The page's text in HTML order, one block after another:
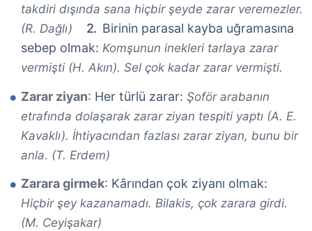
takdiri dışında sana hiçbir şeyde zarar veremezler.
(R. Dağlı)
Birinin parasal kayba uğramasına
sebep olmak: Komşunun inekleri tarlaya zarar
vermişti (H. Akın). Sel çok kadar zarar vermişti.
Zarar ziyan: Her türlü zarar: Şoför arabanın
etrafında dolaşarak zarar ziyan tespiti yaptı (A. E.
Kavaklı). İhtiyacından fazlası zarar ziyan, bunu bir
anla. (T. Erdem)
Zarara girmek: Kârından çok ziyanı olmak:
Hiçbir şey kazanamadı. Bilakis, çok zarara girdi.
(M. Ceyişakar)